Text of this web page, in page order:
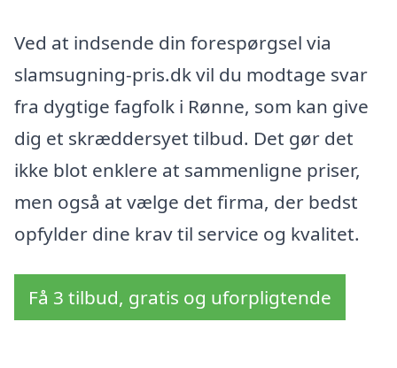
Ved at indsende din forespørgsel via
slamsugning-pris.dk vil du modtage svar
fra dygtige fagfolk i Rønne, som kan give
dig et skræddersyet tilbud. Det gør det
ikke blot enklere at sammenligne priser,
men også at vælge det firma, der bedst
opfylder dine krav til service og kvalitet.
Få 3 tilbud, gratis og uforpligtende